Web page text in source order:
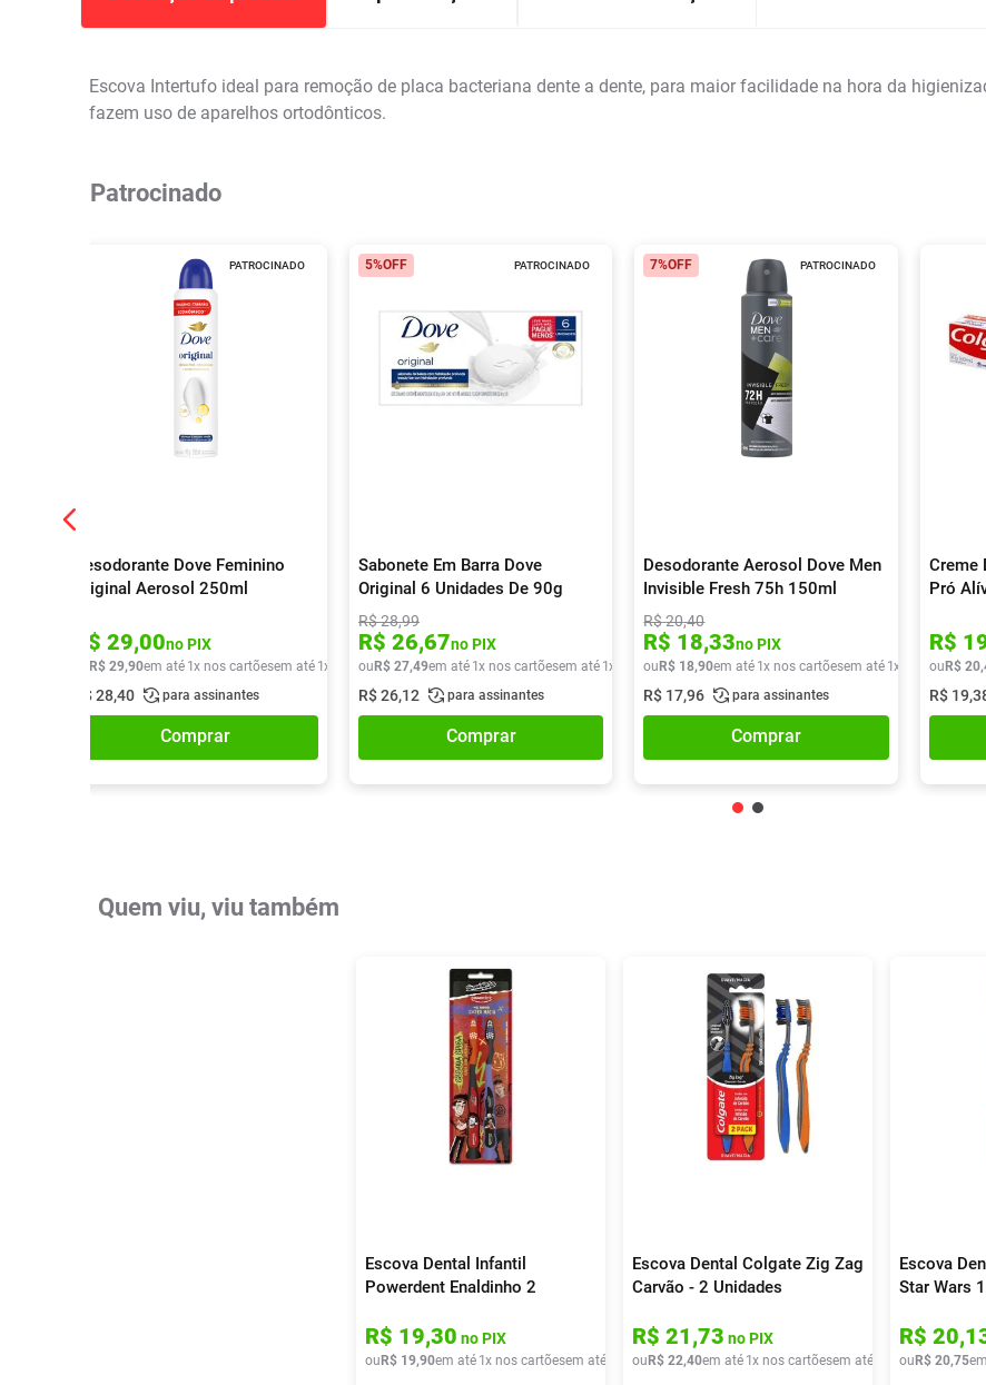
Escova Intertufo ideal para remoção de placa bacteriana dente a dente, para maior facilidade na hora da
fazem uso de aparelhos ortodônticos.
Patrocinado
PATROCINADO
Desodorante Dove Feminino
Original Aerosol 250ml
R$ 29,00no PIX
R$ 29,90em até 1x nos cartõesem até 1x de R$ 29,90
R$ 28,40 para assinantes
Comprar
PATROCINADO
5%OFF
Sabonete Em Barra Dove
Original 6 Unidades De 90g
R$28,99
R$ 26,67no PIX
ou R$ 27,49em até 1x nos cartõesem até 1x de R$ 27,49
R$26,12 para assinantes
Comprar
PATROCINADO
7%OFF
Desodorante Aerosol Dove Men
Invisible Fresh 75h 150ml
R$20,40
R$ 18,33no PIX
ou R$ 18,90em até 1x nos cartõesem até 1x de R$ 18,90
R$ 17,96 para assinantes
Comprar
Creme
Pró
R$
ou R$ 20,
R$ 19,
Quem viu, viu também
Escova Dental Infantil
Powerdent Enaldinho 2
R$ 19,30 no PIX
ou R$ 19,90em até 1x nos cartõesem até x deR$ 19,90
Escova Dental Colgate Zig Zag
Carvão - 2 Unidades
R$ 21,73 no PIX
ou R$ 22,40em até 1x nos cartõesem até x deR$ 22,40
Escova
Star Wars
R$ 20,
ou R$ 20,75